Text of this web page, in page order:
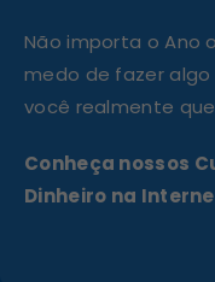
Não importa o Ano
medo de fazer algo
você realmente
Conheça nossos
Dinheiro na